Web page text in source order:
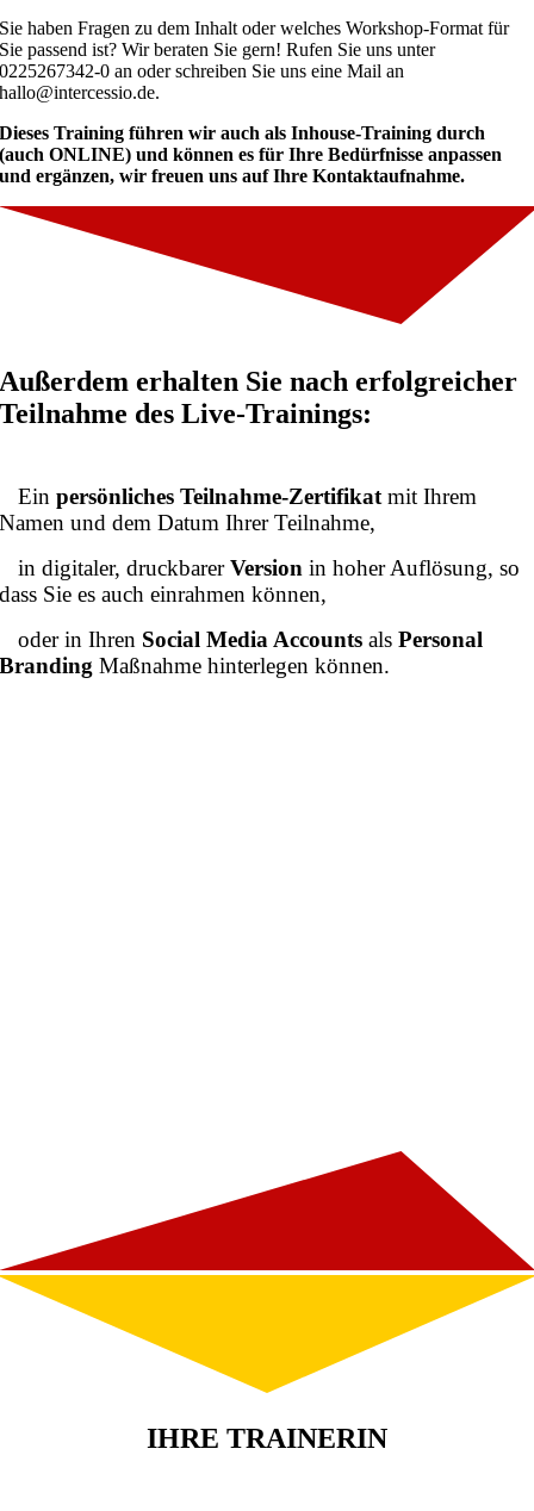
Sie haben Fragen zu dem Inhalt oder welches Workshop-Format für
Sie passend ist? Wir beraten Sie gern! Rufen Sie uns unter
0225267342-0 an oder schreiben Sie uns eine Mail an
hallo@intercessio.de.
Dieses Training führen wir auch als Inhouse-Training durch
(auch ONLINE) und können es für Ihre Bedürfnisse anpassen
und ergänzen, wir freuen uns auf Ihre Kontaktaufnahme.
Außerdem erhalten Sie nach erfolgreicher
Teilnahme des Live-Trainings:
Einpersönliches Teilnahme-Zertifikat mit Ihrem
Namen und dem Datum Ihrer Teilnahme,
in digitaler, druckbarerVersionin hoher Auflösung, so
dass Sie es auch einrahmen können,
oder in Ihren Social Media AccountsalsPersonal
BrandingMaßnahme hinterlegen können.
IHRE TRAINERIN